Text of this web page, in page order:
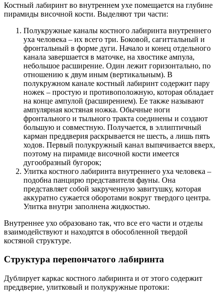
Костный лабиринт во внутреннем ухе помещается на глубине
пирамиды височной кости. Выделяют три части:
Полукружные каналы костного лабиринта внутреннего
уха человека – их всего три. Боковой, сагиттальный и
фронтальный в форме дуги. Начало и конец отдельного
канала завершается в маточке, на хвостике ампула,
небольшое расширение. Один лежит горизонтально, по
отношению к двум иным (вертикальным). В
полукружном канале костный лабиринт содержит пару
ножек – простую и противоположную, которая обладает
на конце ампулой (расширением). Ее также называют
ампулярная костяная ножка. Обычные ноги
фронтального и тыльного тракта соединены и создают
большую и совместную. Получается, в эллиптичный
карман преддверия раскрывается не шесть, а лишь пять
ходов. Первый полукружный канал выпячивается вверх,
поэтому на пирамиде височной кости имеется
дугообразный бугорок;
Улитка костного лабиринта внутреннего уха человека –
подобна панцирю представителя фауны. Она
представляет собой закрученную завитушку, которая
аккуратно сужается оборотами вокруг твердого центра.
Улитка внутри заполнена жидкостью.
Внутреннее ухо образовано так, что все его части и отделы
взаимодействуют и находятся в обособленной твердой
костяной структуре.
Структура перепончатого лабиринта
Дублирует каркас костного лабиринта и от этого содержит
преддверие, улитковый и полукружные протоки: